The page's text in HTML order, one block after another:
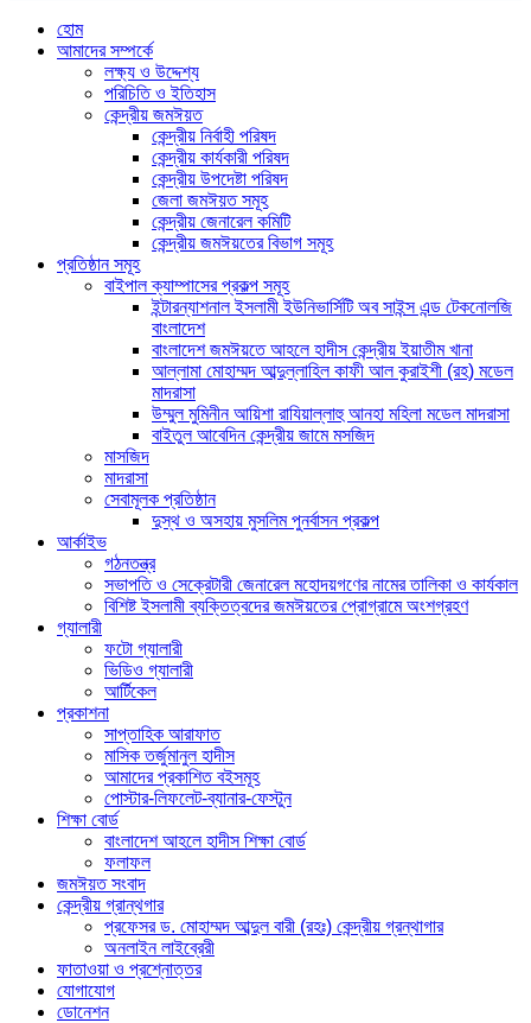
হোম
আমাদের সম্পর্কে
লক্ষ্য ও উদ্দেশ্য
পরিচিতি ও ইতিহাস
কেন্দ্রীয় জমঈয়ত
কেন্দ্রীয় নির্বাহী পরিষদ
কেন্দ্রীয় কার্যকারী পরিষদ
কেন্দ্রীয় উপদেষ্টা পরিষদ
জেলা জমঈয়ত সমূহ
কেন্দ্রীয় জেনারেল কমিটি
কেন্দ্রীয় জমঈয়তের বিভাগ সমূহ
প্রতিষ্ঠান সমূহ
বাইপাল ক্যাম্পাসের প্রকল্প সমূহ
ইন্টারন্যাশনাল ইসলামী ইউনিভার্সিটি অব সাইন্স এন্ড টেকনোলজি
বাংলাদেশ
বাংলাদেশ জমঈয়তে আহলে হাদীস কেন্দ্রীয় ইয়াতীম খানা
আল্লামা মোহাম্মদ আব্দুল্লাহিল কাফী আল কুরাইশী (রহ) মডেল
মাদরাসা
উম্মুল মুমিনীন আয়িশা রাযিয়াল্লাহু আনহা মহিলা মডেল মাদরাসা
বাইতুল আবেদিন কেন্দ্রীয় জামে মসজিদ
মাসজিদ
মাদরাসা
সেবামূলক প্রতিষ্ঠান
দুস্থ ও অসহায় মুসলিম পুনর্বাসন প্রকল্প
আর্কাইভ
গঠনতন্ত্র
সভাপতি ও সেক্রেটারী জেনারেল মহোদয়গণের নামের তালিকা ও কার্যকাল
বিশিষ্ট ইসলামী ব্যক্তিত্বদের জমঈয়তের প্রোগ্রামে অংশগ্রহণ
গ্যালারী
ফটো গ্যালারী
ভিডিও গ্যালারী
আর্টিকেল
প্রকাশনা
সাপ্তাহিক আরাফাত
মাসিক তর্জুমানুল হাদীস
আমাদের প্রকাশিত বইসমূহ
পোস্টার-লিফলেট-ব্যানার-ফেস্টুন
শিক্ষা বোর্ড
বাংলাদেশ আহলে হাদীস শিক্ষা বোর্ড
ফলাফল
জমঈয়ত সংবাদ
কেন্দ্রীয় গ্রান্থগার
প্রফেসর ড. মোহাম্মদ আব্দুল বারী (রহঃ) কেন্দ্রীয় গ্রন্থাগার
অনলাইন লাইব্রেরী
ফাতাওয়া ও প্রশ্নোত্তর
যোগাযোগ
ডোনেশন